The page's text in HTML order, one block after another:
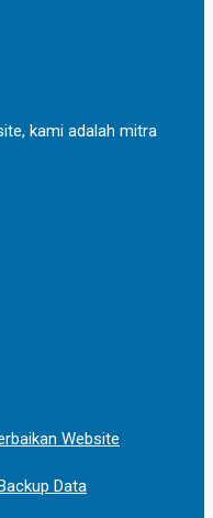
kami adalah mitra
Website
Data